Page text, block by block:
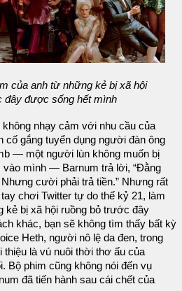
của anh từ những kẻ bị xã hội
đây được sống hết mình
không nhạy cảm với nhu cầu của
cố gắng tuyển dụng người đàn ông
— một người lùn không muốn bị
mình — Barnum trả lời, “Đằng
cười phải trả tiền.” Nhưng rất
chơi Twitter tự do thế kỷ 21, làm
kẻ bị xã hội ruồng bỏ trước đây
khác, bạn sẽ không tìm thấy bất kỳ
Heth, người nô lệ da đen, trong
là vú nuôi thời thơ ấu của
Bộ phim cũng không nói đến vụ
đã tiến hành sau cái chết của